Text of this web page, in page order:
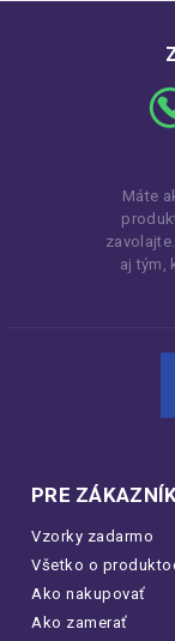
Máte
aj tým,
PRE
Vzorky zadarmo
Všetko o
Ako nakupovať
Ako zamerať